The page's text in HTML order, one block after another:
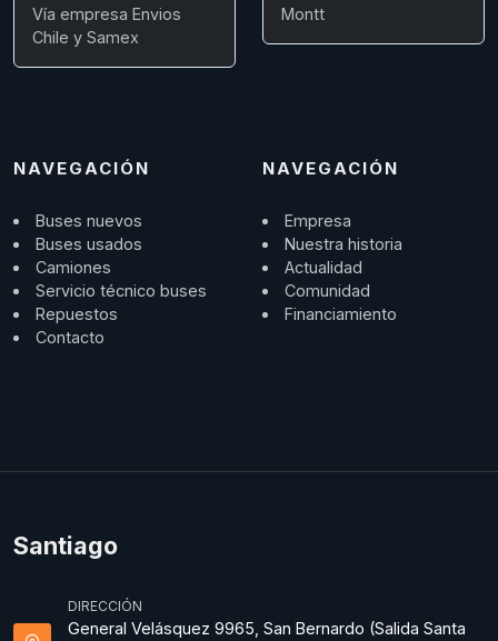
Vía empresa Envios
Chile y Samex
Montt
NAVEGACIÓN
Buses nuevos
Buses usados
Camiones
Servicio técnico buses
Repuestos
Contacto
NAVEGACIÓN
Empresa
Nuestra historia
Actualidad
Comunidad
Financiamiento
Santiago
DIRECCIÓN
General Velásquez 9965, San Bernardo (Salida Santa